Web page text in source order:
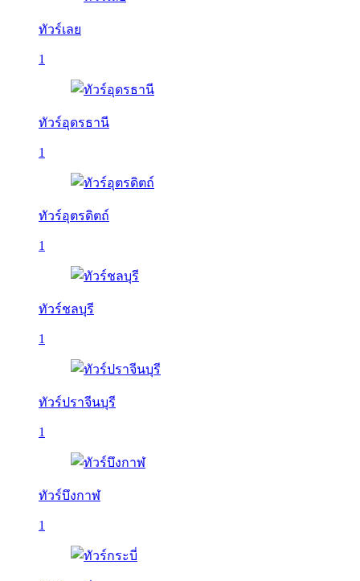
ทัวร์เลย
1
ทัวร์อุดรธานี
1
ทัวร์อุตรดิตถ์
1
ทัวร์ชลบุรี
1
ทัวร์ปราจีนบุรี
1
ทัวร์บึงกาฬ
1